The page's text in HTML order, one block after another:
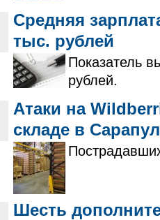
Средняя
тыс. рублей
Показатель
рублей.
Атаки на
складе в
Шесть